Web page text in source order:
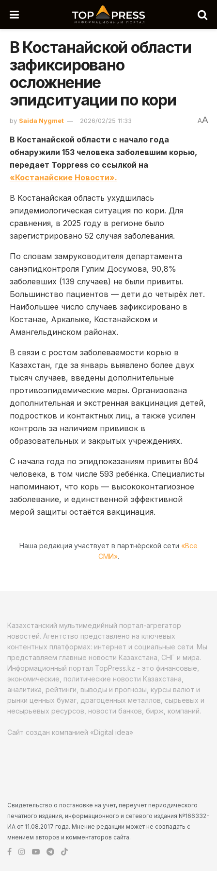
В Костанайской области
зафиксировано
осложнение
эпидситуации по кори
by Saida Nygmet 2026/02/25 11:33 AA
В Костанайской области с начало года
обнаружили 153 человека заболевшим корью,
передает Toppress со ссылкой на
«Костанайские Новости».
В Костанайская область ухудшилась
эпидемиологическая ситуация по кори. Для
сравнения, в 2025 году в регионе было
зарегистрировано 52 случая заболевания.
По словам замруководителя департамента
санэпидконтроля Гулим Досумова, 90,8%
заболевших (139 случаев) не были привиты.
Большинство пациентов — дети до четырёх лет.
Наибольшее число случаев зафиксировано в
Костанае, Аркалыке, Костанайском и
Амангельдинском районах.
В связи с ростом заболеваемости корью в
Казахстан, где за январь выявлено более двух
тысяч случаев, введены дополнительные
противоэпидемические меры. Организована
дополнительная и экстренная вакцинация детей,
подростков и контактных лиц, а также усилен
контроль за наличием прививок в
образовательных и закрытых учреждениях.
С начала года по эпидпоказаниям привиты 804
человека, в том числе 593 ребёнка. Специалисты
напоминают, что корь — высококонтагиозное
заболевание, и единственной эффективной
мерой защиты остаётся вакцинация.
Наша редакция участвует в партнёрской сети «Все
СМИ».
Казахстанский мультимедийный портал-агрегатор
новостей. Агентство представлено на ключевых
контентных платформах: интернет и социальные сети. Мы
представляем главные новости Казахстана, СНГ и мира.
Информационный портал TopPress.kz - это финансовые,
экономические, политические новости Казахстана,
аналитика, рейтинги, выводы и прогнозы, курсы валют и
рынки ценных бумаг, драгоценных металлов, сырьевых и
несырьевых ресурсов, новости банков, бирж, компаний.
Сайт создан компанией «Digital idea»
Свидетельство о постановке на учет, переучет периодического
печатного издания, информационного и сетевого издания №166332-
ИА от 11.08.2017 года. Мнение редакции может не совпадать с
мнением авторов и комментаторов сайта.